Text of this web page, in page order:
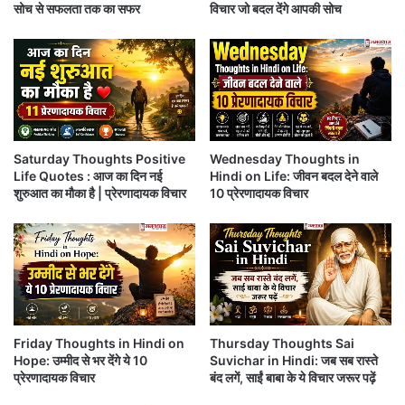
पलभर की मुलाकात में…!!
Thoughts : उम्र में चाहे कोई बड़ा या छोटा हो, लेकिन वास्तव
में बड़ा तो वही है
Thoughts : कोशिश करो “जिंदगी” का! हर “लम्हा” अच्छे से
गुजरे क्योंकि “जिंदगी”…
आपको यह खबर कैसी लगी?
अगर आपको यह जानकारी पसंद आई है, तो इसे
अपने WhatsApp दोस्तों के साथ जरूर शेयर
करें।
से
?
सोच से सफलता तक का सफर
विचार जो बदल देंगे आपकी सोच
Saturday Thoughts Positive
Life Quotes : आज का दिन नई
शुरुआत का मौका है | प्रेरणादायक विचार
Wednesday Thoughts in
Hindi on Life: जीवन बदल देने वाले
10 प्रेरणादायक विचार
Friday Thoughts in Hindi on
Hope: उम्मीद से भर देंगे ये 10
प्रेरणादायक विचार
Thursday Thoughts Sai
Suvichar in Hindi: जब सब रास्ते
बंद लगें, साईं बाबा के ये विचार जरूर पढ़ें